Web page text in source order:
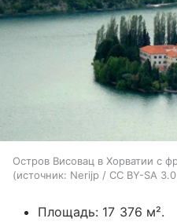
Остров Висовац в Хорватии с
источник: Nerijp / CC BY-SA
Площадь: 17 376 м².